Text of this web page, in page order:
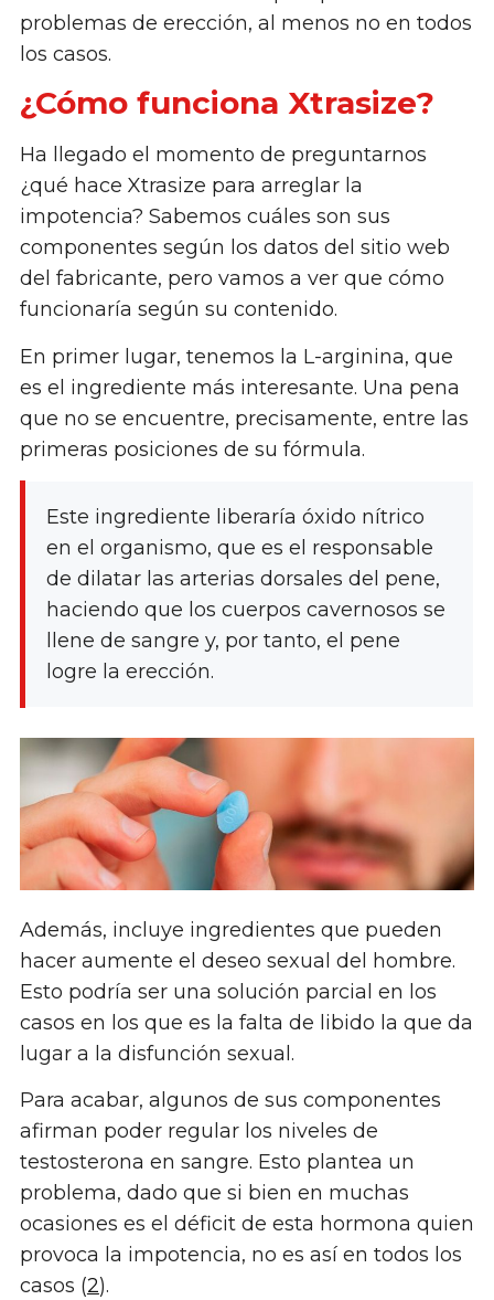
problemas de erección, al menos no en todos
los casos.
¿Cómo funciona Xtrasize?
Ha llegado el momento de preguntarnos
¿qué hace Xtrasize para arreglar la
impotencia? Sabemos cuáles son sus
componentes según los datos del sitio web
del fabricante, pero vamos a ver que cómo
funcionaría según su contenido.
En primer lugar, tenemos la L-arginina, que
es el ingrediente más interesante. Una pena
que no se encuentre, precisamente, entre las
primeras posiciones de su fórmula.
Este ingrediente liberaría óxido nítrico
en el organismo, que es el responsable
de dilatar las arterias dorsales del pene,
haciendo que los cuerpos cavernosos se
llene de sangre y, por tanto, el pene
logre la erección.
Además, incluye ingredientes que pueden
hacer aumente el deseo sexual del hombre.
Esto podría ser una solución parcial en los
casos en los que es la falta de libido la que da
lugar a la disfunción sexual.
Para acabar, algunos de sus componentes
afirman poder regular los niveles de
testosterona en sangre. Esto plantea un
problema, dado que si bien en muchas
ocasiones es el déficit de esta hormona quien
provoca la impotencia, no es así en todos los
casos (2).